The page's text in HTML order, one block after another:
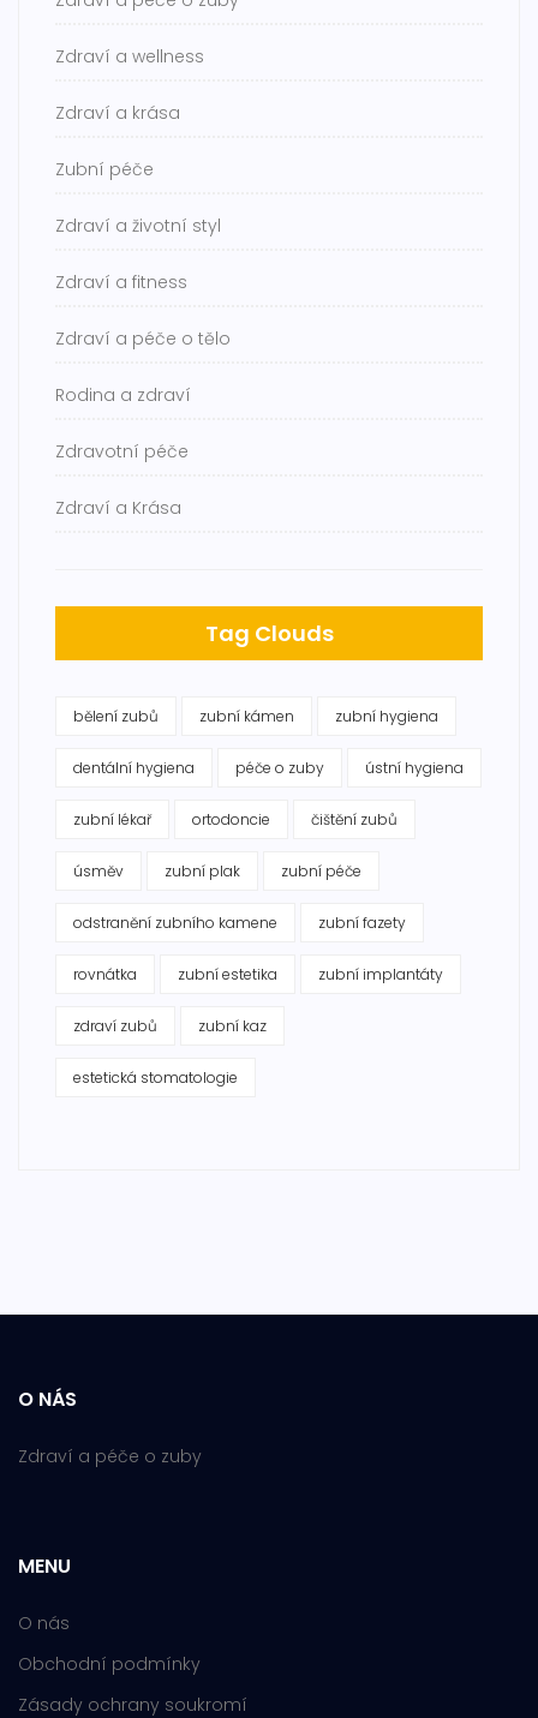
Zdraví a wellness
Zdraví a krása
Zubní péče
Zdraví a životní styl
Zdraví a fitness
Zdraví a péče o tělo
Rodina a zdraví
Zdravotní péče
Zdraví a Krása
Tag Clouds
bělení zubů zubní kámen zubní hygiena
dentální hygiena péče o zuby ústní hygiena
zubní lékař ortodoncie čištění zubů
úsměv zubní plak zubní péče
odstranění zubního kamene zubní fazety
rovnátka zubní estetika zubní implantáty
zdraví zubů zubní kaz
estetická stomatologie
O NÁS
Zdraví a péče o zuby
MENU
O nás
Obchodní podmínky
Zásady ochrany soukromí